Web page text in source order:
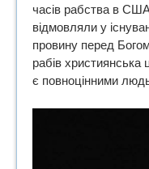
часів рабства в
відмовляли у
провину перед
рабів
є повноцінними